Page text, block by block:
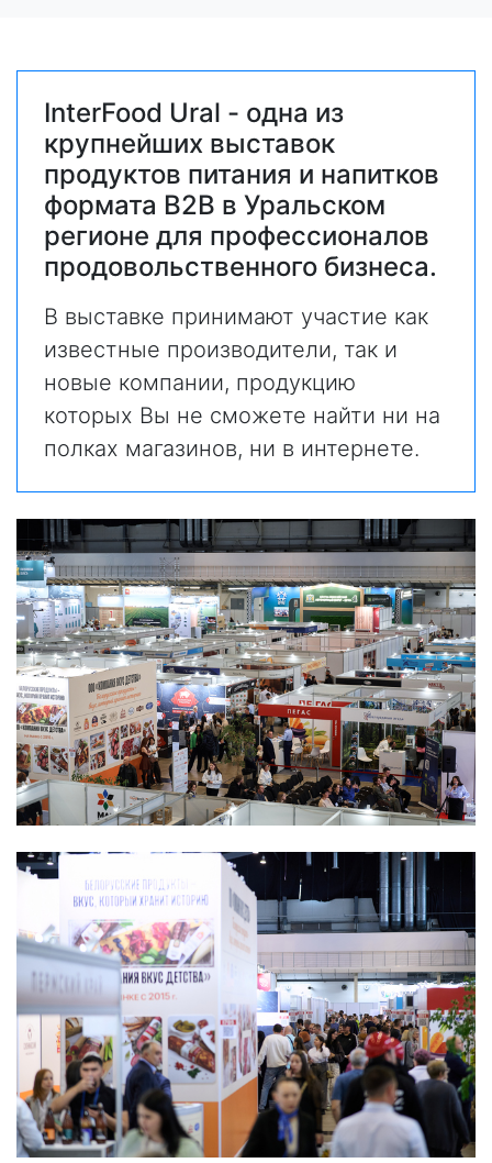
InterFood Ural - одна из
крупнейших выставок
продуктов питания и напитков
формата В2В в Уральском
регионе для профессионалов
продовольственного бизнеса.
В выставке принимают участие как
известные производители, так и
новые компании, продукцию
которых Вы не сможете найти ни на
полках магазинов, ни в интернете.